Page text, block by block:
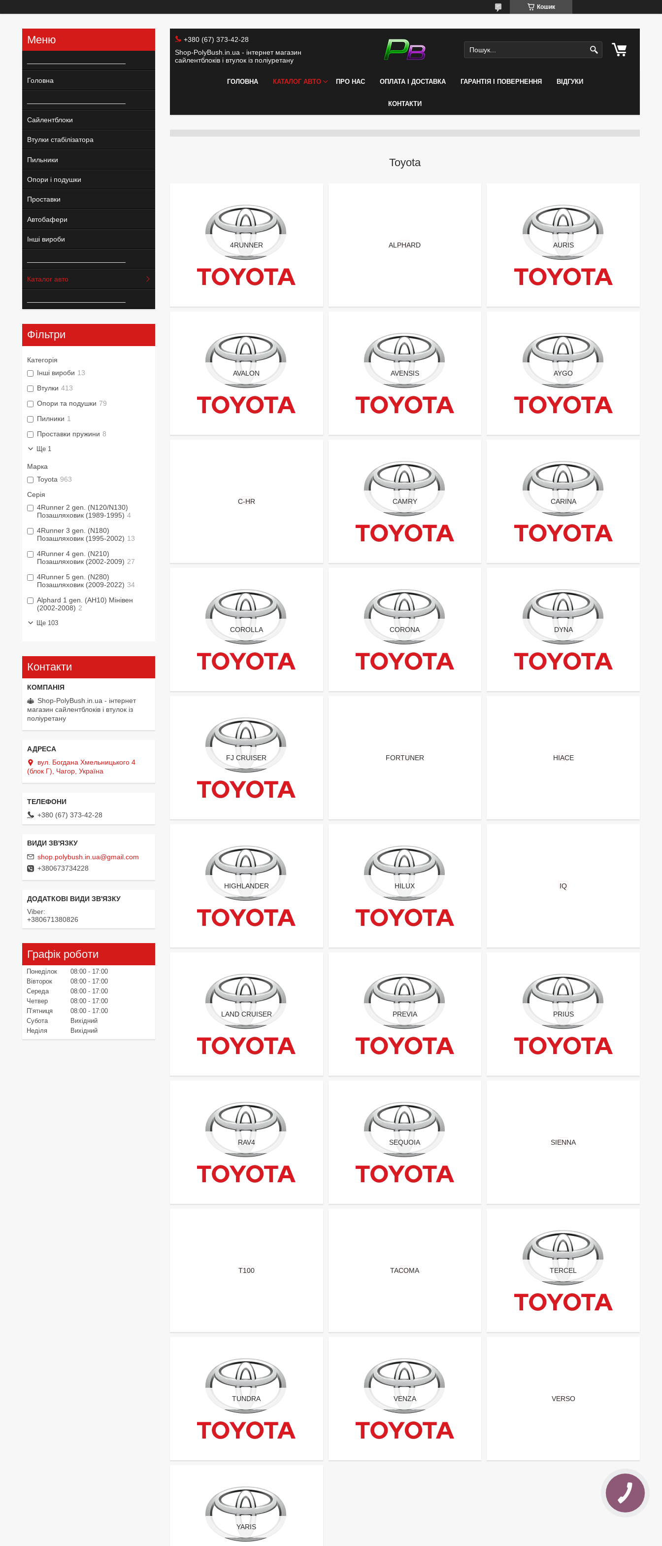
Кошик
+380 (67) 373-42-28
Shop-PolyBush.in.ua - інтернет магазин
сайлентблоків і втулок із поліуретану
ГОЛОВНА КАТАЛОГ АВТО ПРО НАС ОПЛАТА І ДОСТАВКА ГАРАНТІЯ І ПОВЕРНЕННЯ ВІДГУКИ
КОНТАКТИ
Toyota
4RUNNER ALPHARD AURIS
AVALON AVENSIS AYGO
C-HR CAMRY CARINA
COROLLA CORONA DYNA
FJ CRUISER FORTUNER HIACE
HIGHLANDER HILUX IQ
LAND CRUISER PREVIA PRIUS
RAV4 SEQUOIA SIENNA
T100 TACOMA TERCEL
TUNDRA VENZA VERSO
YARIS
Головна
Сайлентблоки
Втулки стабілізатора
Пильники
Опори і подушки
Проставки
Автобафери
Інші вироби
Каталог авто
Фільтри
Категорія
Інші вироби 13
Втулки 413
Опори та подушки 79
Пилники 1
Проставки пружини 8
Ще 1
Марка
Toyota 963
Серія
4Runner 2 gen. (N120/N130)
Позашляховик (1989-1995) 4
4Runner 3 gen. (N180)
Позашляховик (1995-2002) 13
4Runner 4 gen. (N210)
Позашляховик (2002-2009) 27
4Runner 5 gen. (N280)
Позашляховик (2009-2022) 34
Alphard 1 gen. (AH10) Мінівен
(2002-2008) 2
Ще 103
Контакти
Shop-PolyBush.in.ua - інтернет
магазин сайлентблоків і втулок із
поліуретану
вул. Богдана Хмельницького 4
(блок Г), Чагор, Україна
+380 (67) 373-42-28
shop.polybush.in.ua@gmail.com
+380673734228
Viber
+380671380826
Графік роботи
Понеділок 08:00
17:00
Вівторок
08:00
17:00
Середа
08:00
17:00
Четвер
08:00
17:00
Пʼятниця
08:00
17:00
Субота
Вихідний
Неділя
Вихідний